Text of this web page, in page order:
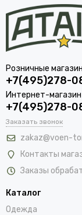
Розничные
+7(495)278-
Интернет-магазин
+7(495)278-
Заказать звонок
zakaz@voen-
Контакты
Заказы
Каталог
Одежда